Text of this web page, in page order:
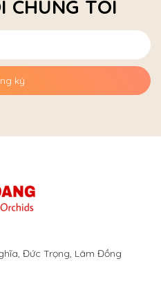
CHÚNG TÔI
ký
Đức Trọng, Lâm Đồng